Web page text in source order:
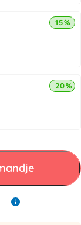
15%
20%